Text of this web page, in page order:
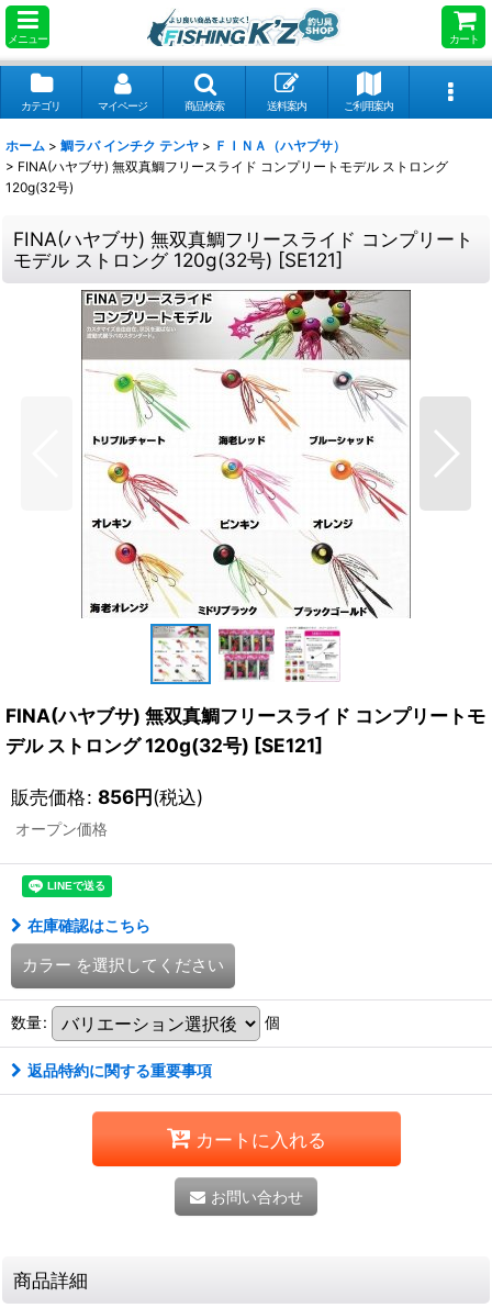
メニュー カート
カテゴリ マイページ 商品検索 送料案内 ご利用案内
ホーム > 鯛ラバ インチク テンヤ > ＦＩＮＡ（ハヤブサ）
> FINA(ハヤブサ) 無双真鯛フリースライド コンプリートモデル ストロング
120g(32号)
FINA(ハヤブサ) 無双真鯛フリースライド コンプリート
モデル ストロング 120g(32号) [SE121]
FINA(ハヤブサ) 無双真鯛フリースライド コンプリートモ
デル ストロング 120g(32号) [SE121]
販売価格: 856円(税込)
オープン価格
在庫確認はこちら
カラー を選択してください
数量: 個
返品特約に関する重要事項
カートに入れる
お問い合わせ
商品詳細